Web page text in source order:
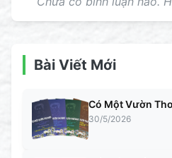
Bài Viết Mới
Có Một Vườn
30/5/2026